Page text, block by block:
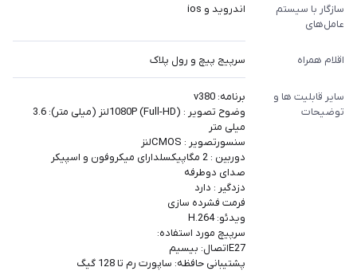
سازگار با سیستم‌
عامل‌های
اندروید و ios
اقلام همراه سرپیج پیچ و رول پلاک
سایر قابلیت ها و
توضیحات
برنامه: v380
وضوح تصویر : 1080P (Full-HD)لنز (میلی متر): 3.6
میلی متر
سنسورتصویر : CMOSلنز
دوربین : 2 مگاپیکسلدارای میکروفون و اسپیکر
صدای دوطرفه
دزدگیر : دارد
فرمت فشرده سازی
ویدئو: H.264
سرپیچ مورد استفاده:
E27اتصال: بیسیم
پشتیبانی حافظه: ساپورت رم تا 128 گیگ